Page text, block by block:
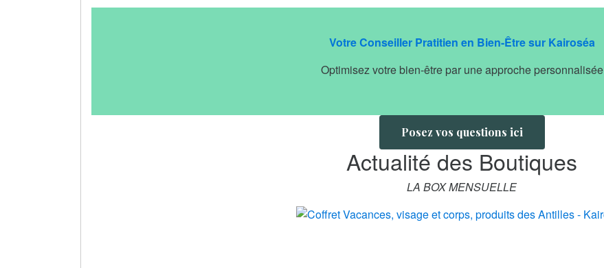
Votre Conseiller Pratitien en Bien-Être sur Kairoséa
Optimisez votre bien-être par une approche personnalisée
Posez vos questions ici
Actualité des Boutiques
LA BOX MENSUELLE